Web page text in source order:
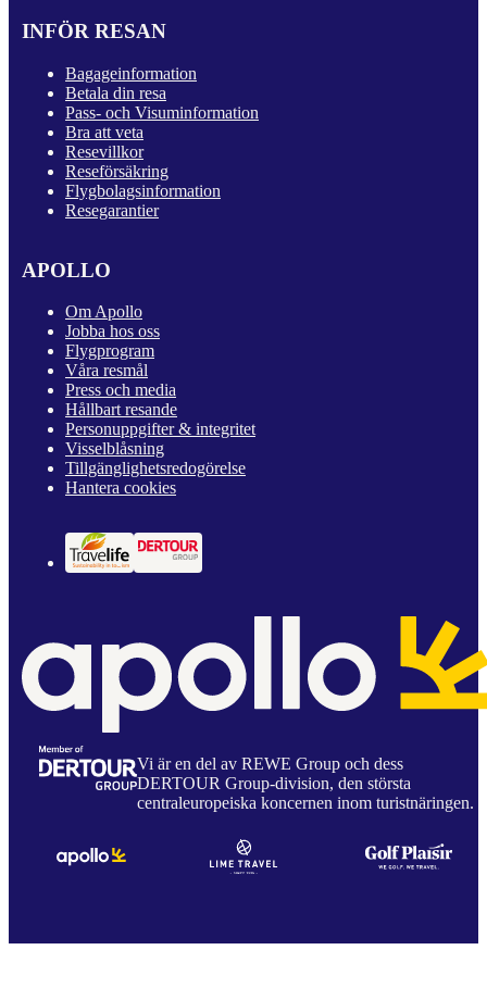
INFÖR RESAN
Bagageinformation
Betala din resa
Pass- och Visuminformation
Bra att veta
Resevillkor
Reseförsäkring
Flygbolagsinformation
Resegarantier
APOLLO
Om Apollo
Jobba hos oss
Flygprogram
Våra resmål
Press och media
Hållbart resande
Personuppgifter & integritet
Visselblåsning
Tillgänglighetsredogörelse
Hantera cookies
Vi är en del av REWE Group och dess
DERTOUR Group-division, den största
centraleuropeiska koncernen inom turistnäringen.